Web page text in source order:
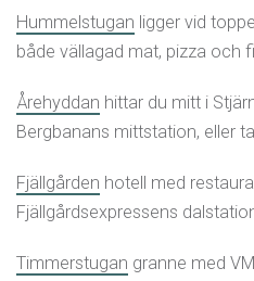
Hummelstugan ligger vid
både vällagad mat, pizza och
Årehyddan hittar du mitt i
Bergbanans mittstation, eller
Fjällgården hotell med
Fjällgårdsexpressens
Timmerstugan granne med